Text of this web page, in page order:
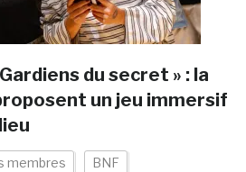
du secret » : la
un jeu immersif
membres BNF